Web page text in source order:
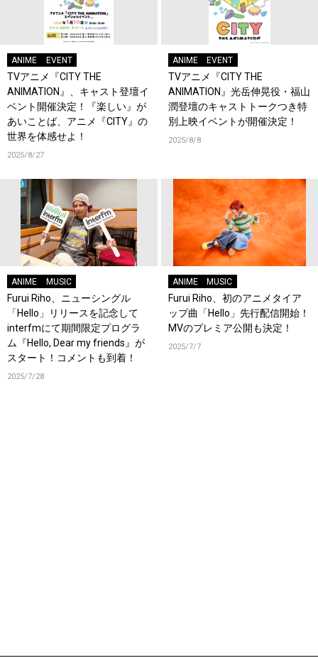
ANIME EVENT
TVアニメ『CITY THE
ANIMATION』、キャスト登壇イ
ベント開催決定！『楽しい』が
あいことば、アニメ『CITY』の
世界を体感せよ！
2025/8/27
ANIME EVENT
TVアニメ『CITY THE
ANIMATION』光岳伸晃役・福山
潤登壇のキャストトークつき特
別上映イベントが開催決定！
2025/8/8
ANIME MUSIC
Furui Riho、ニューシングル
「Hello」リリースを記念して
interfmにて期間限定プログラ
ム『Hello, Dear my friends』が
スタート！コメントも到着！
2025/7/28
ANIME MUSIC
Furui Riho、初のアニメタイア
ップ曲「Hello」先行配信開始！
MVのプレミア公開も決定！
2025/7/7